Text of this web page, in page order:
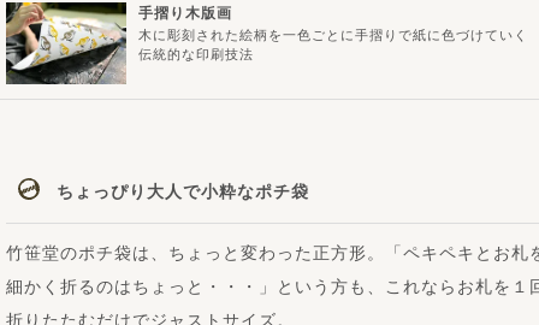
手摺り木版画
木に彫刻された絵柄を一色ごとに手摺りで紙に色づけていく
伝統的な印刷技法
ちょっぴり大人で小粋なポチ袋
竹笹堂のポチ袋は、ちょっと変わった正方形。「ペキペキとお札
細かく折るのはちょっと・・・」という方も、これならお札を１
折りたたむだけでジャストサイズ。